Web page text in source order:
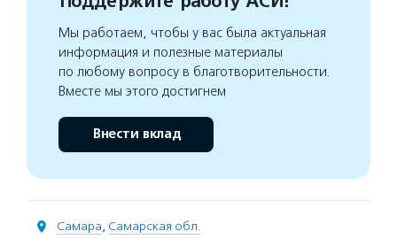
Мы работаем, чтобы у вас была актуальная
информация и полезные материалы
по любому вопросу в благотворительности.
Вместе мы этого достигнем
Внести вклад
Самара, Самарская обл.